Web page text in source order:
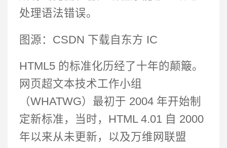
处理语法错误。
图源：CSDN 下载自东方 IC
HTML5 的标准化历经了十年的颠簸。
网页超文本技术工作小组
（WHATWG）最初于 2004 年开始制
定新标准，当时，HTML 4.01 自 2000
年以来从未更新，以及万维网联盟